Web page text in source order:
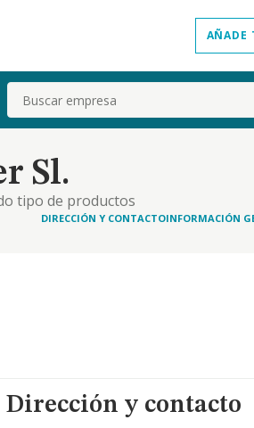
AÑADE
Buscar
Sl.
tipo de productos
productos de
DIRECCIÓN Y CONTACTOINFORMACIÓN
Dirección y contacto